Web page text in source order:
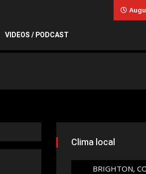
VIDEOS / PODCAST
Clima local
BRIGHTON,